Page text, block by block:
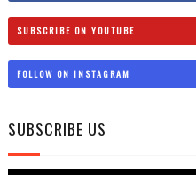
SUBSCRIBE ON YOUTUBE
FOLLOW ON INSTAGRAM
SUBSCRIBE US